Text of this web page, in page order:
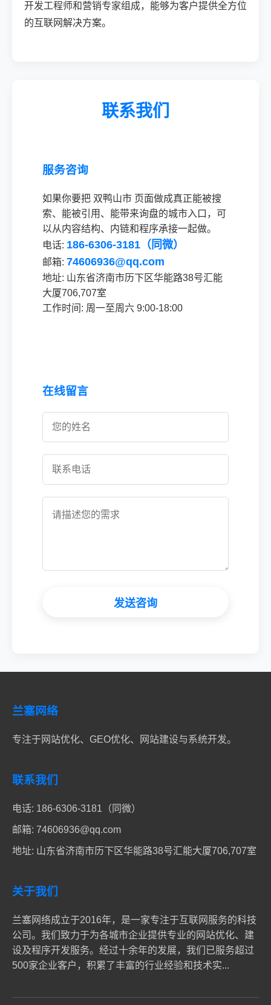
开发工程师和营销专家组成，能够为客户提供全方位
的互联网解决方案。
联系我们
服务咨询
如果你要把 双鸭山市 页面做成真正能被搜
索、能被引用、能带来询盘的城市入口，可
以从内容结构、内链和程序承接一起做。
电话: 186-6306-3181（同微）
邮箱: 74606936@qq.com
地址: 山东省济南市历下区华能路38号汇能
大厦706,707室
工作时间: 周一至周六 9:00-18:00
在线留言
发送咨询
兰塞网络
专注于网站优化、GEO优化、网站建设与系统开发。
联系我们
电话: 186-6306-3181（同微）
邮箱: 74606936@qq.com
地址: 山东省济南市历下区华能路38号汇能大厦706,707室
关于我们
兰塞网络成立于2016年，是一家专注于互联网服务的科技
公司。我们致力于为各城市企业提供专业的网站优化、建
设及程序开发服务。经过十余年的发展，我们已服务超过
500家企业客户，积累了丰富的行业经验和技术实...